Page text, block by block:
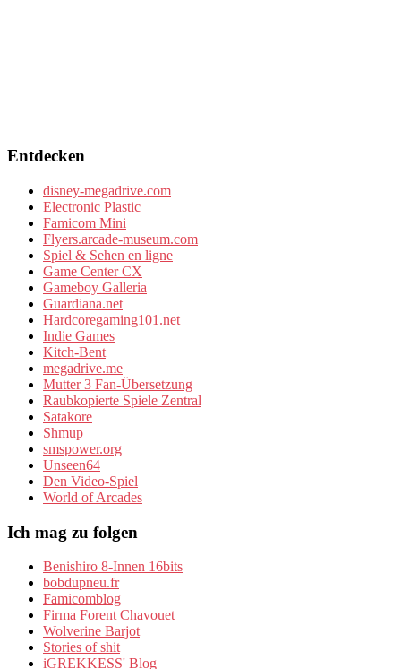
Entdecken
disney-megadrive.com
Electronic Plastic
Famicom Mini
Flyers.arcade-museum.com
Spiel & Sehen en ligne
Game Center CX
Gameboy Galleria
Guardiana.net
Hardcoregaming101.net
Indie Games
Kitch-Bent
megadrive.me
Mutter 3 Fan-Übersetzung
Raubkopierte Spiele Zentral
Satakore
Shmup
smspower.org
Unseen64
Den Video-Spiel
World of Arcades
Ich mag zu folgen
Benishiro 8-Innen 16bits
bobdupneu.fr
Famicomblog
Firma Forent Chavouet
Wolverine Barjot
Stories of shit
iGREKKESS' Blog